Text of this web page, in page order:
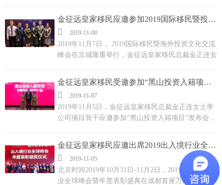
文化交流峰会（北京峰会）”在京盛大召开！金征远
皇家移民受邀参加此次盛会，并荣获“2019专业诚信
机构建设奖”。...
金征远皇家移民应邀参加2019国际移民暨投资文化交流峰会
 2019-11-08
2019年11月7日， 2019国际移民暨海外投资文化交流
峰会在京城隆重举行，金征远皇家移民总裁金正连女
家驻华政要及上百位行业精英，业界专家齐聚一堂，
探讨行业发展趋势，分享创新经验，解读全球移民最
新动态，以期为我们的客户提供更完善的出国规划服
务。...
金征远皇家移民受邀参加“黑山投资入籍项目”发布会
 2019-11-07
2019年11月5日，金征远皇家移民总裁金正连女士率
公司项目骨干应邀参加“黑山投资入籍项目”发布会，
生，黑山移民局局长Dejan Medojevic先生等嘉宾亲临
现场。会后金总与黑山共和国大使及局长先生进行了
友好交流并合影留念。...
金征远皇家移民应邀出席2019出入境行业全球峰会并载誉而归
 2019-11-05
北京时间2019年10月31日-11月2日，2019 出入境行
业全球峰会暨年度表彰盛典在成都首座万豪酒店举